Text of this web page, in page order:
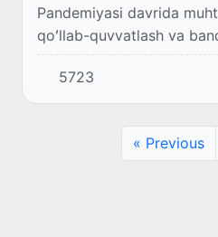
Pandemiyasi davrida
qoʻllab-quvvatlash va
doir masalalar yuzasidan
etildi5723
« Previous